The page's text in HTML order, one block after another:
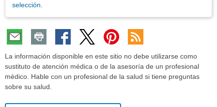
selección
La información disponible en este sitio no debe utilizarse como
sustituto de atención médica o de la asesoría de un profesional
médico. Hable con un profesional de la salud si tiene preguntas
sobre su salud.